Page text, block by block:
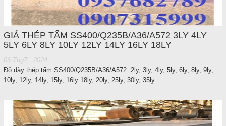
GIÁ THÉP TẤM SS400/Q235B/A36/A572 3LY 4LY
5LY 6LY 8LY 10LY 12LY 14LY 16LY 18LY
06 Thg7 , 2024
Độ dày thép tấm SS400/Q235B/A36/A572: 2ly, 3ly, 4ly, 5ly, 6ly, 8ly, 9ly,
10ly, 12ly, 14ly, 15ly, 16ly 18ly, 20ly, 25ly, 30ly, 35ly...
COPYRIGHT 2016. ALL RIGHTS RESERVED